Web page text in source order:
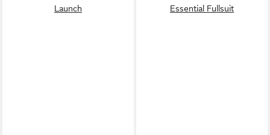
Launch
Essential Fullsuit